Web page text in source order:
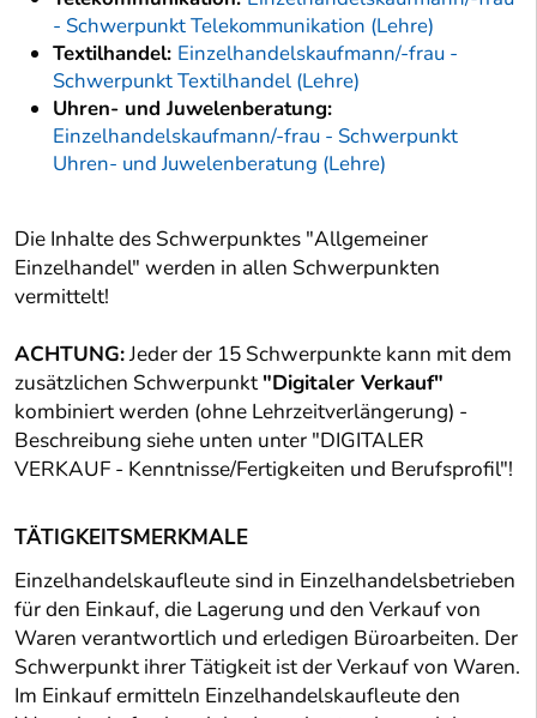
- Schwerpunkt Telekommunikation (Lehre)
Textilhandel: Einzelhandelskaufmann/-frau -
Schwerpunkt Textilhandel (Lehre)
Uhren- und Juwelenberatung:
Einzelhandelskaufmann/-frau - Schwerpunkt
Uhren- und Juwelenberatung (Lehre)
Die Inhalte des Schwerpunktes "Allgemeiner
Einzelhandel" werden in allen Schwerpunkten
vermittelt!
ACHTUNG:Jeder der 15 Schwerpunkte kann mit dem
zusätzlichen Schwerpunkt"Digitaler Verkauf"
kombiniert werden (ohne Lehrzeitverlängerung) -
Beschreibung siehe unten unter "DIGITALER
VERKAUF - Kenntnisse/Fertigkeiten und Berufsprofil"!
TÄTIGKEITSMERKMALE
Einzelhandelskaufleute sind in Einzelhandelsbetrieben
für den Einkauf, die Lagerung und den Verkauf von
Waren verantwortlich und erledigen Büroarbeiten. Der
Schwerpunkt ihrer Tätigkeit ist der Verkauf von Waren.
Im Einkauf ermitteln Einzelhandelskaufleute den